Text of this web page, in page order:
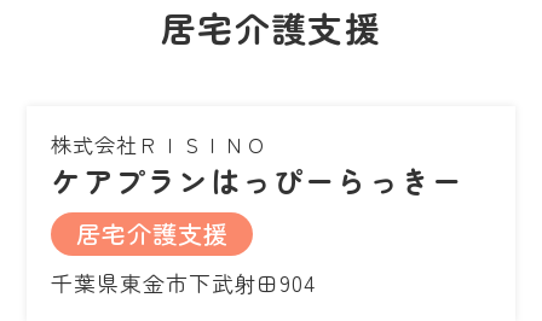
居宅介護支援
株式会社ＲＩＳＩＮＯ
ケアプランはっぴーらっきー
居宅介護支援
千葉県東金市下武射田904